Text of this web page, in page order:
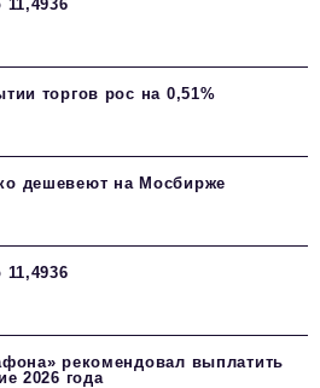
торгов рос на 0,51%
дешевеют на Мосбирже
рекомендовал выплатить
2026 года